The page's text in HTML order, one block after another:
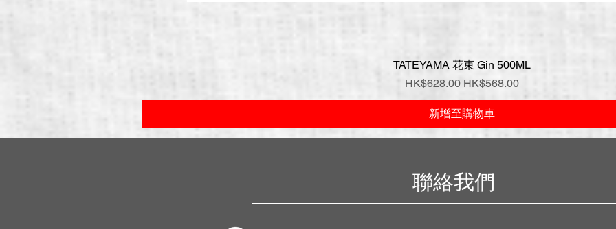
快速瀏覽
TATEYAMA 花束 Gin 500ML
一般價格
HK$628.00 促銷價格
HK$568.00
新增至購物車
聯絡我們